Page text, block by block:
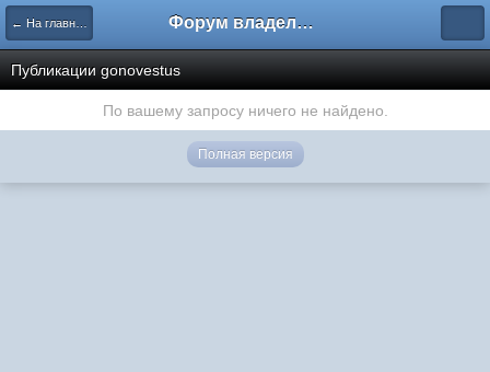
← На главную Форум владельцев интернет-магазинов
Публикации gonovestus
По вашему запросу ничего не найдено.
Полная версия